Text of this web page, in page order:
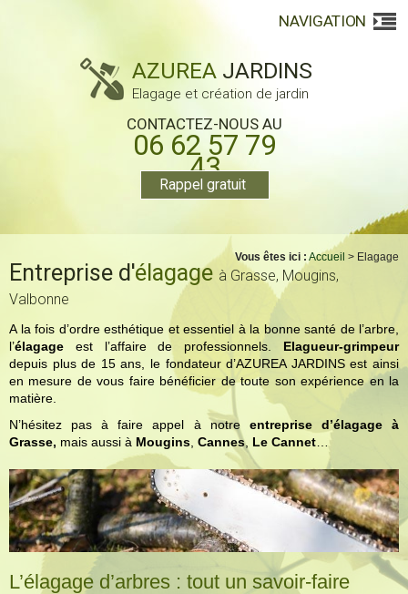
NAVIGATION
AZUREA JARDINS
Elagage et création de jardin
CONTACTEZ-NOUS AU
06 62 57 79
43
Rappel gratuit
Vous êtes ici : Accueil > Elagage
Entreprise d'élagage à Grasse, Mougins,
Valbonne
A la fois d’ordre esthétique et essentiel à la bonne santé de l’arbre,
l’élagage est l’affaire de professionnels. Elagueur-grimpeur
depuis plus de 15 ans, le fondateur d’AZUREA JARDINSest ainsi
en mesure de vous faire bénéficier de toute son expérience en la
matière.
N’hésitez pas à faire appel à notre entreprise d’élagage à
Grasse, mais aussi à Mougins Cannes, Le Cannet
L’élagage d’arbres : tout un savoir-faire